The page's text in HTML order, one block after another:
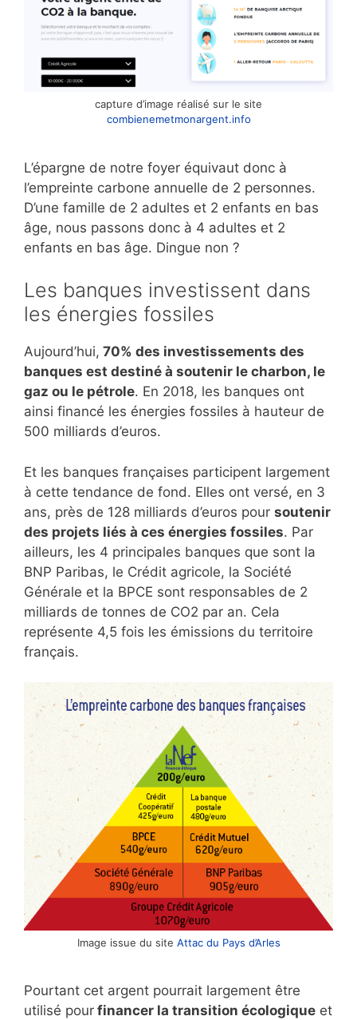
capture d’image réalisé sur le site
combienemetmonargent.info
L’épargne de notre foyer équivaut donc à
l’empreinte carbone annuelle de 2 personnes.
D’une famille de 2 adultes et 2 enfants en bas
âge, nous passons donc à 4 adultes et 2
enfants en bas âge. Dingue non ?
Les banques investissent dans
les énergies fossiles
Aujourd’hui, 70% des investissements des
banques est destiné à soutenir le charbon, le
gaz ou le pétrole. En 2018, les banques ont
ainsi financé les énergies fossiles à hauteur de
500 milliards d’euros.
Et les banques françaises participent largement
à cette tendance de fond. Elles ont versé, en 3
ans, près de 128 milliards d’euros pour soutenir
des projets liés à ces énergies fossiles. Par
ailleurs, les 4 principales banques que sont la
BNP Paribas, le Crédit agricole, la Société
Générale et la BPCE sont responsables de 2
milliards de tonnes de CO2 par an. Cela
représente 4,5 fois les émissions du territoire
français.
Image issue du site Attac du Pays d’Arles
Pourtant cet argent pourrait largement être
utilisé pour financer la transition écologique et